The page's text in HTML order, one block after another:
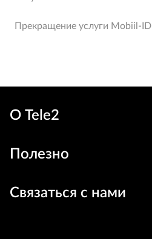
Прекращение услуги Mobiil-ID
О Tele2
Полезно
Связаться с нами